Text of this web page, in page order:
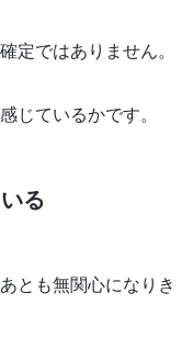
定ではありません。
じているかです。
る
とも無関心になりき